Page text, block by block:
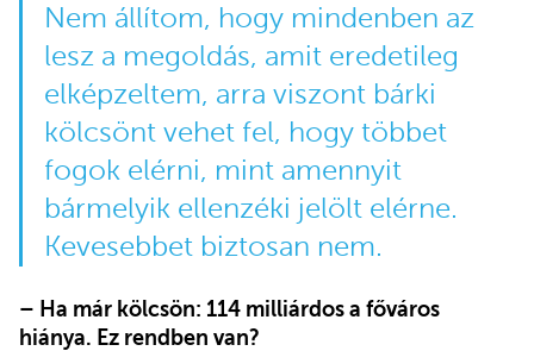
Nem állítom, hogy mindenben az
lesz a megoldás, amit eredetileg
elképzeltem, arra viszont bárki
kölcsönt vehet fel, hogy többet
fogok elérni, mint amennyit
bármelyik ellenzéki jelölt elérne.
Kevesebbet biztosan nem.
– Ha már kölcsön: 114 milliárdos a főváros
hiánya. Ez rendben van?